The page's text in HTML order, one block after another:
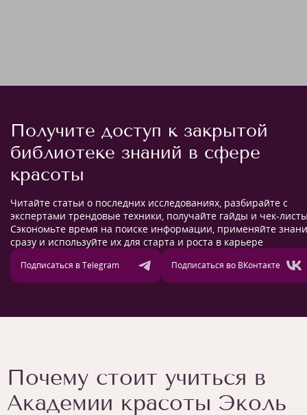
Получите доступ к закрытой
библиотеке знаний в сфере
красоты
Читайте статьи о последних исследованиях, разбирайте с
экспертами трендовые техники, получайте гайды и чек-
Сэкономьте время на поиске информации, применяйте
сразу и используйте их для старта и роста в карьере
Подписаться в Telegram Подписаться во ВКонтакте
Почему стоит учиться в
Академии красоты Эколь